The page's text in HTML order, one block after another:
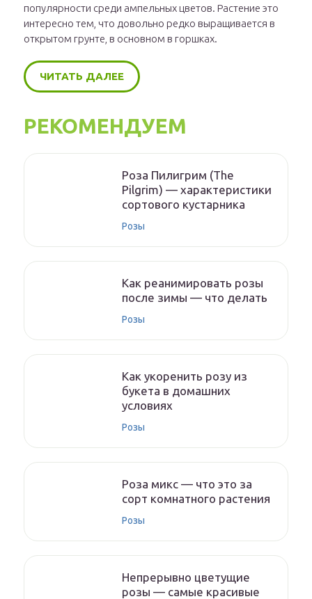
популярности среди ампельных цветов. Растение это
интересно тем, что довольно редко выращивается в
открытом грунте, в основном в горшках.
ЧИТАТЬ ДАЛЕЕ
РЕКОМЕНДУЕМ
Роза Пилигрим (The
Pilgrim) — характеристики
сортового кустарника
Розы
Как реанимировать розы
после зимы — что делать
Розы
Как укоренить розу из
букета в домашних
условиях
Розы
Роза микс — что это за
сорт комнатного растения
Розы
Непрерывно цветущие
розы — самые красивые